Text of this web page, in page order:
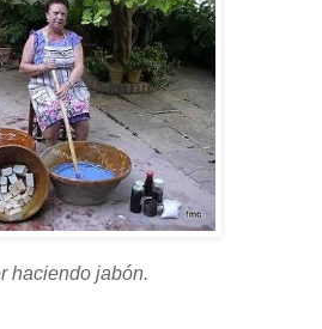
haciendo jabón.